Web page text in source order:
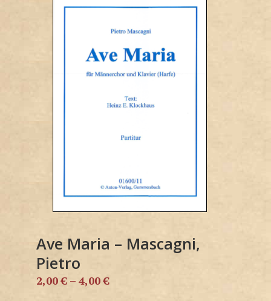
Ave Maria – Mascagni,
Pietro
2,00€ – 4,00€